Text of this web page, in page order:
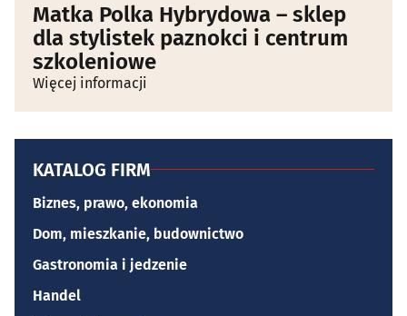
Matka Polka Hybrydowa – sklep
dla stylistek paznokci i centrum
szkoleniowe
Więcej informacji
KATALOG FIRM
Biznes, prawo, ekonomia
Dom, mieszkanie, budownictwo
Gastronomia i jedzenie
Handel